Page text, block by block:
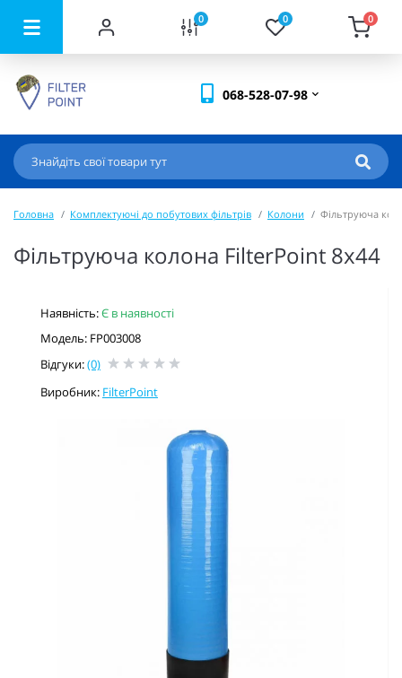
0 0 0
068-528-07-98
Головна Комплектуючі до побутових фільтрів Колони Фільтруюча
Фільтруюча колона FilterPoint 8x44
Наявність:Є в наявності
Модель: FP003008
Відгуки:(0)
Виробник: FilterPoint